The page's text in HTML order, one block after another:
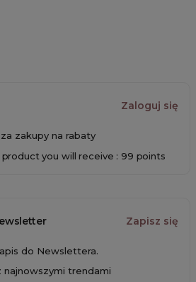
Zaloguj się
zakupy na rabaty
you will receive : 99 points
Zapisz się
do Newslettera.
najnowszymi trendami